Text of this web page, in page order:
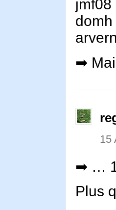
jmf08
domh
➡
15
➡ …
Plus